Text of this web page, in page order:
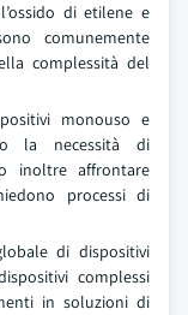
di etilene e
comunemente
complessità del
monouso e
la necessità di
inoltre affrontare
processi di
di dispositivi
complessi
in soluzioni di